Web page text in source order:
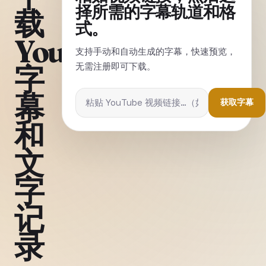
载
YouTube
字
幕
和
文
字
记
录
择所需的字幕轨道和格
式。
支持手动和自动生成的字幕，快速预览，
无需注册即可下载。
获取字幕